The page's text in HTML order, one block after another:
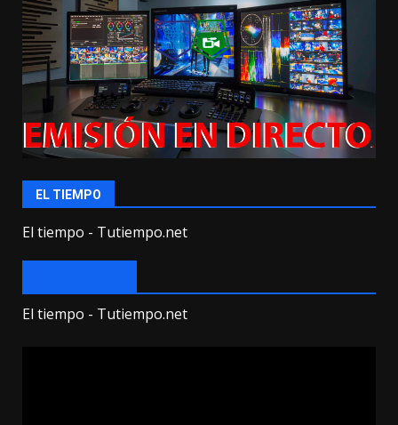
EL TIEMPO
El tiempo - Tutiempo.net
El tiempo - Tutiempo.net